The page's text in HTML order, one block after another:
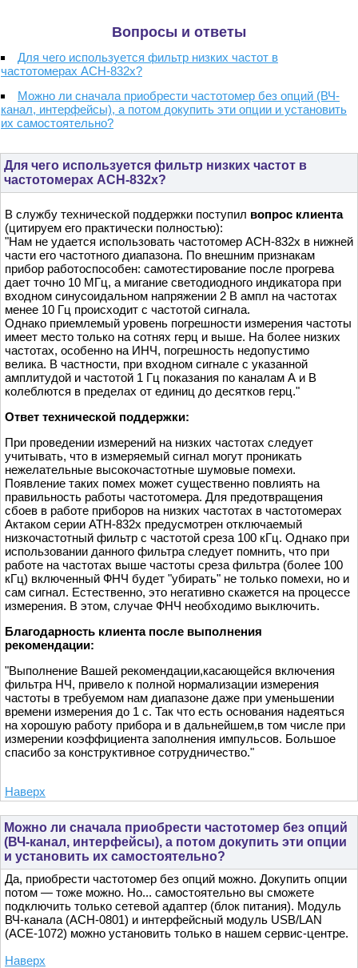
Вопросы и ответы
Для чего используется фильтр низких частот в
частотомерах АСН-832x?
Можно ли сначала приобрести частотомер без опций (ВЧ-
канал, интерфейсы), а потом докупить эти опции и установить
их самостоятельно?
Для чего используется фильтр низких частот в
частотомерах АСН-832x?
В службу технической поддержки поступил вопрос клиента
(цитируем его практически полностью):
"Нам не удается использовать частотомер АСН-832x в нижней
части его частотного диапазона. По внешним признакам
прибор работоспособен: самотестирование после прогрева
дает точно 10 МГц, а мигание светодиодного индикатора при
входном синусоидальном напряжении 2 В ампл на частотах
менее 10 Гц происходит с частотой сигнала.
Однако приемлемый уровень погрешности измерения частоты
имеет место только на сотнях герц и выше. На более низких
частотах, особенно на ИНЧ, погрешность недопустимо
велика. В частности, при входном сигнале с указанной
амплитудой и частотой 1 Гц показания по каналам А и В
колеблются в пределах от единиц до десятков герц."
Ответ технической поддержки:
При проведении измерений на низких частотах следует
учитывать, что в измеряемый сигнал могут проникать
нежелательные высокочастотные шумовые помехи.
Появление таких помех может существенно повлиять на
правильность работы частотомера. Для предотвращения
сбоев в работе приборов на низких частотах в частотомерах
Актаком серии АТН-832х предусмотрен отключаемый
низкочастотный фильтр с частотой среза 100 кГц. Однако при
использовании данного фильтра следует помнить, что при
работе на частотах выше частоты среза фильтра (более 100
кГц) включенный ФНЧ будет "убирать" не только помехи, но и
сам сигнал. Естественно, это негативно скажется на процессе
измерения. В этом, случае ФНЧ необходимо выключить.
Благодарность клиента после выполнения
рекомендации:
"Выполнение Вашей рекомендации,касающейся включения
фильтра НЧ, привело к полной нормализации измерения
частоты в требуемом нам диапазоне даже при уменьшении
времени измерения до 1 с. Так что есть основания надеяться
на хорошую работу прибора и в дальнейшем,в том числе при
измерении коэффициента заполнения импульсов. Большое
спасибо за конструктивное сотрудничество."
Наверх
Можно ли сначала приобрести частотомер без опций
(ВЧ-канал, интерфейсы), а потом докупить эти опции
и установить их самостоятельно?
Да, приобрести частотомер без опций можно. Докупить опции
потом — тоже можно. Но... самостоятельно вы сможете
подключить только сетевой адаптер (блок питания). Модуль
ВЧ-канала (АСН-0801) и интерфейсный модуль USB/LAN
(АСЕ-1072) можно установить только в нашем сервис-центре.
Наверх